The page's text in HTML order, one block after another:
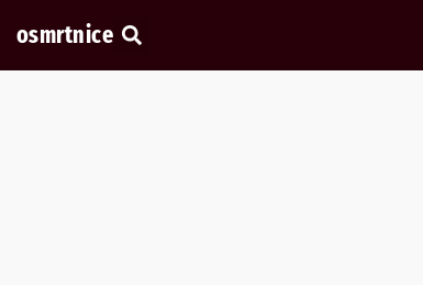
osmrtnice